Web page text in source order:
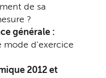
de sa
?
générale :
mode d’exercice
2012 et